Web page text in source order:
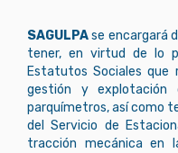
SAGULPAse encargará
tener, en virtud de lo
Estatutos Sociales que
gestión y explotación
parquímetros, así como
del Servicio de
tracción mecánica en